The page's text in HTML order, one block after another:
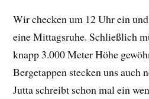
Wir checken um 12 Uhr ein
eine Mittagsruhe. Schließlich
knapp 3.000 Meter Höhe
Bergetappen stecken uns auch
Jutta schreibt schon mal ein